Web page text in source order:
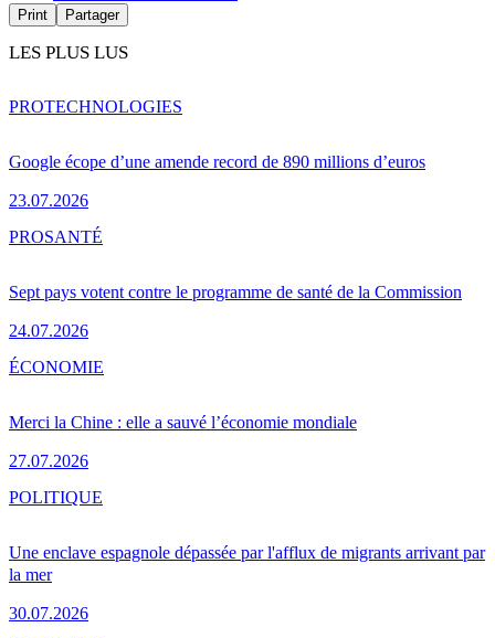
Print Partager
LES PLUS LUS
Google écope d’une amende record de 890 millions d’euros
23.07.2026
PROTECHNOLOGIES
Sept pays votent contre le programme de santé de la Commission
24.07.2026
PROSANTÉ
Merci la Chine : elle a sauvé l’économie mondiale
27.07.2026
ÉCONOMIE
Une enclave espagnole dépassée par l'afflux de migrants arrivant par
la mer
30.07.2026
POLITIQUE